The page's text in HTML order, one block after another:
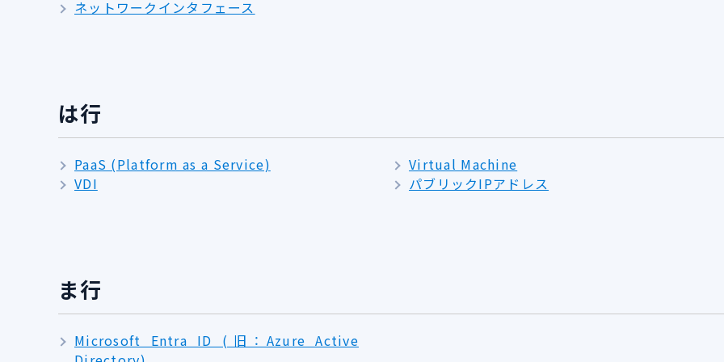
ネットワークインタフェース
は行
PaaS (Platform as a Service)
Virtual Machine
VDI
パブリックIPアドレス
ま行
Microsoft Entra ID (旧：Azure Active